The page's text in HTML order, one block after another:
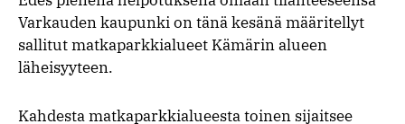
Varkauden kaupunki on tänä kesänä määritellyt
sallitut matkaparkkialueet Kämärin alueen
läheisyyteen.
Kahdesta matkaparkkialueesta toinen sijaitsee